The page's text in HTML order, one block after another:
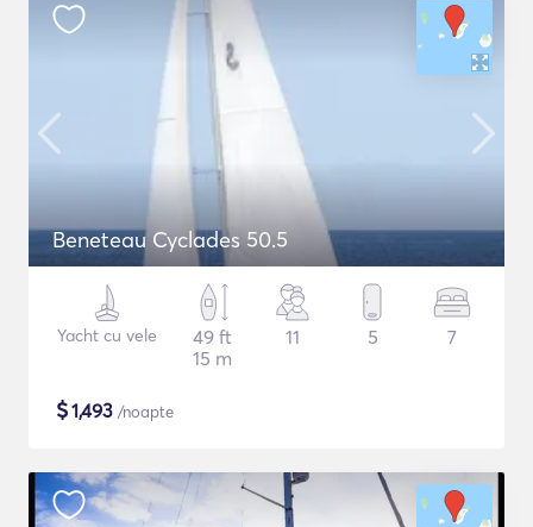
Beneteau Cyclades 50.5
Yacht cu vele
49 ft
15 m
11 5 7
$1,493 /noapte